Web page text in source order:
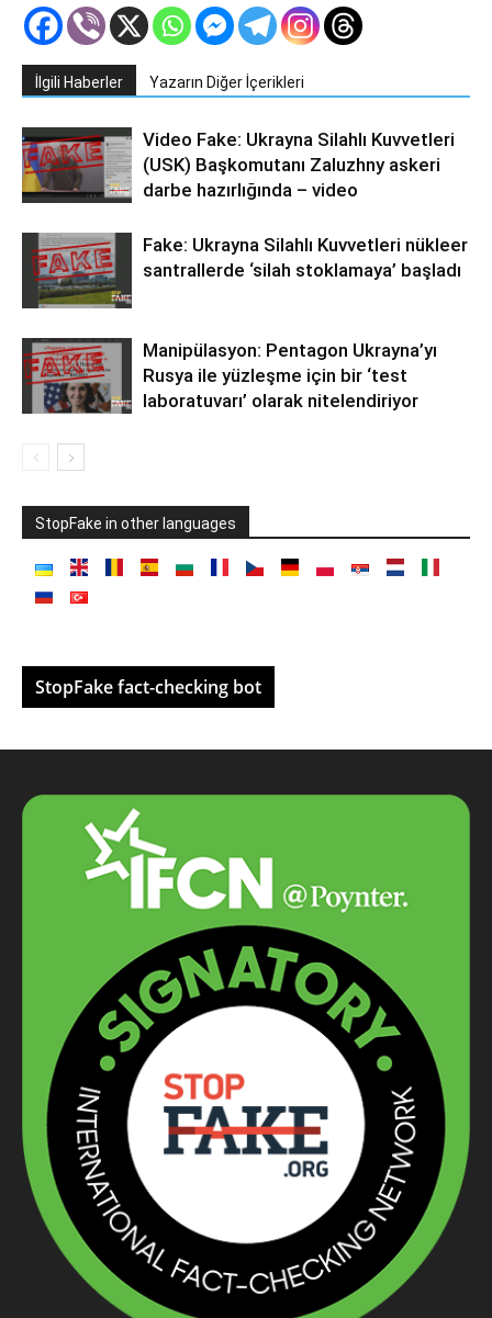
İlgili Haberler Yazarın Diğer İçerikleri
Video Fake: Ukrayna Silahlı Kuvvetleri
(USK) Başkomutanı Zaluzhny askeri
darbe hazırlığında – video
Fake: Ukrayna Silahlı Kuvvetleri nükleer
santrallerde ‘silah stoklamaya’ başladı
Manipülasyon: Pentagon Ukrayna’yı
Rusya ile yüzleşme için bir ‘test
laboratuvarı’ olarak nitelendiriyor
StopFake in other languages
StopFake fact-checking bot